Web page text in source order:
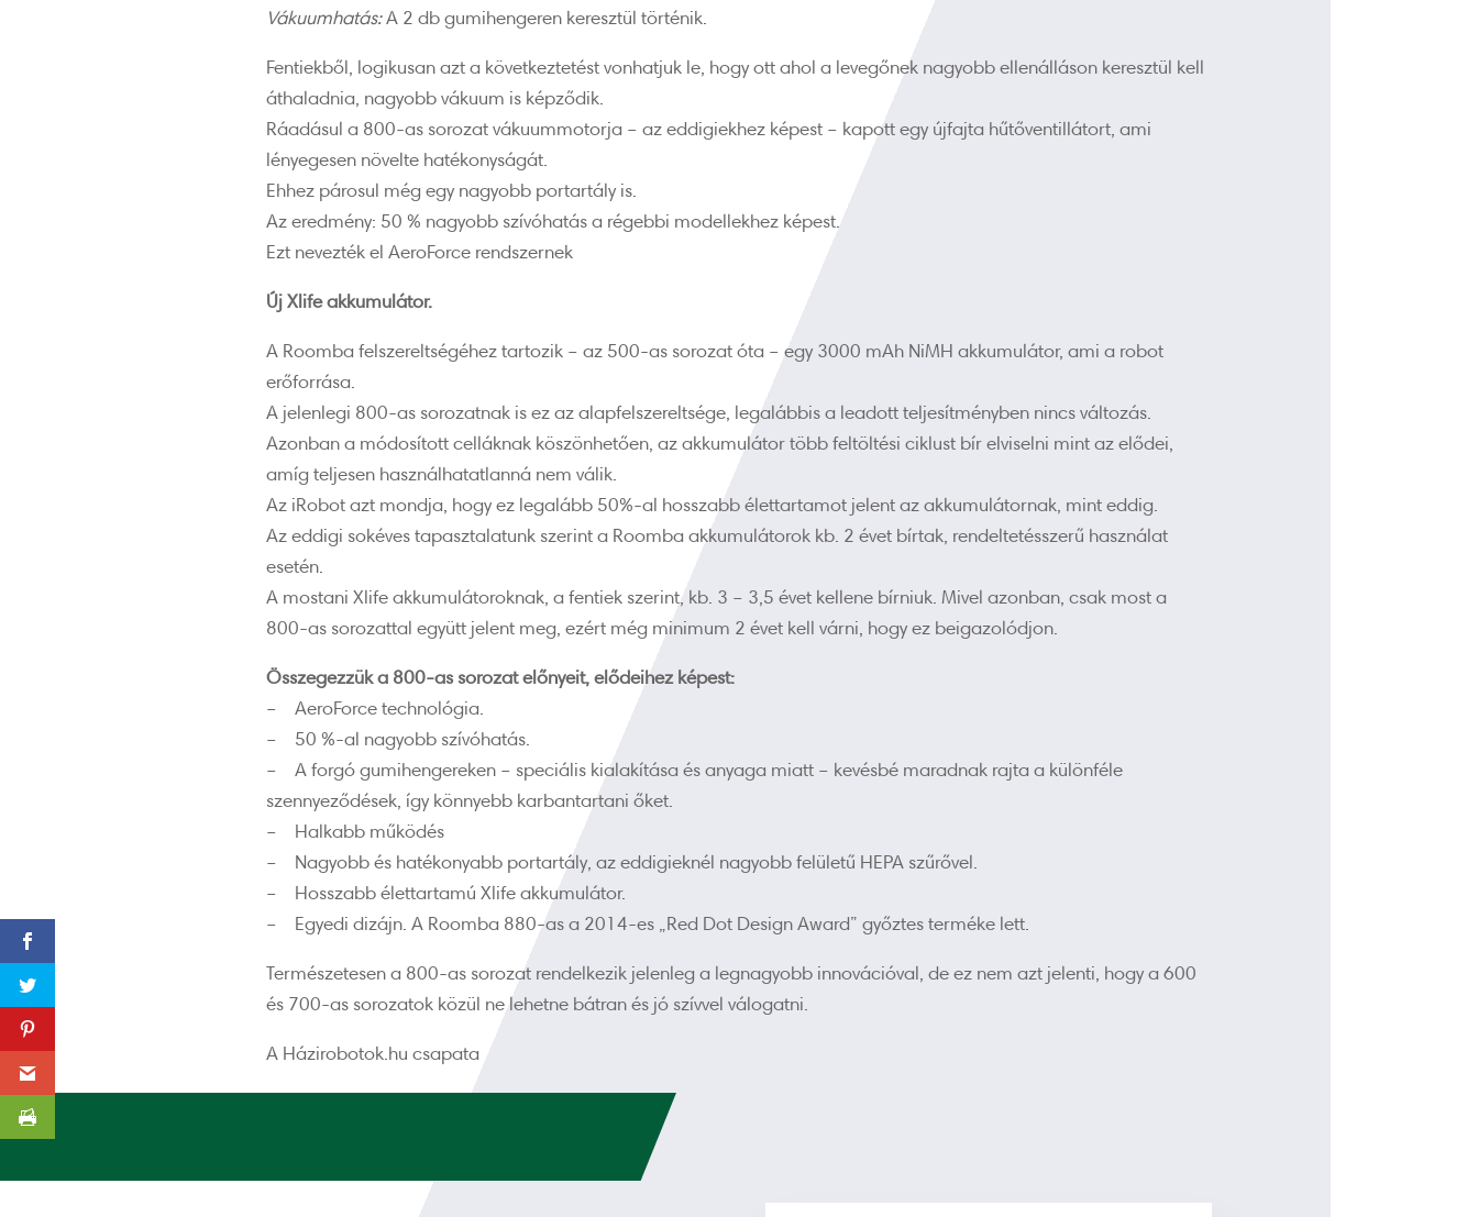
Vákuumhatás:A 2 db gumihengeren keresztül történik.
Fentiekből, logikusan azt a következtetést vonhatjuk le, hogy ott ahol a levegőnek nagyobb ellenálláson keresztül kell
áthaladnia, nagyobb vákuum is képződik.
Ráadásul a 800-as sorozat vákuummotorja – az eddigiekhez képest – kapott egy újfajta hűtőventillátort, ami
lényegesen növelte hatékonyságát.
Ehhez párosul még egy nagyobb portartály is.
Az eredmény: 50 % nagyobb szívóhatás a régebbi modellekhez képest.
Ezt nevezték el AeroForce rendszernek
Új Xlife akkumulátor.
A Roomba felszereltségéhez tartozik – az 500-as sorozat óta – egy 3000 mAh NiMH akkumulátor, ami a robot
erőforrása.
A jelenlegi 800-as sorozatnak is ez az alapfelszereltsége, legalábbis a leadott teljesítményben nincs változás.
Azonban a módosított celláknak köszönhetően, az akkumulátor több feltöltési ciklust bír elviselni mint az elődei,
amíg teljesen használhatatlanná nem válik.
Az iRobot azt mondja, hogy ez legalább 50%-al hosszabb élettartamot jelent az akkumulátornak, mint eddig.
Az eddigi sokéves tapasztalatunk szerint a Roomba akkumulátorok kb. 2 évet bírtak, rendeltetésszerű használat
esetén.
A mostani Xlife akkumulátoroknak, a fentiek szerint, kb. 3 – 3,5 évet kellene bírniuk. Mivel azonban, csak most a
800-as sorozattal együtt jelent meg, ezért még minimum 2 évet kell várni, hogy ez beigazolódjon.
Összegezzük a 800-as sorozat előnyeit, elődeihez képest:
– AeroForce technológia.
– 50 %-al nagyobb szívóhatás.
– A forgó gumihengereken – speciális kialakítása és anyaga miatt – kevésbé maradnak rajta a különféle
szennyeződések, így könnyebb karbantartani őket.
– Halkabb működés
– Nagyobb és hatékonyabb portartály, az eddigieknél nagyobb felületű HEPA szűrővel.
– Hosszabb élettartamú Xlife akkumulátor.
– Egyedi dizájn. A Roomba 880-as a 2014-es „Red Dot Design Award” győztes terméke lett.
Természetesen a 800-as sorozat rendelkezik jelenleg a legnagyobb innovációval, de ez nem azt jelenti, hogy a 600
és 700-as sorozatok közül ne lehetne bátran és jó szívvel válogatni.
A Házirobotok.hu csapata